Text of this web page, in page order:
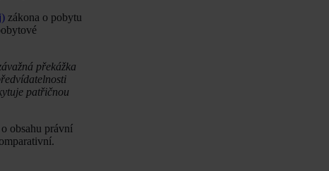
zákona o pobytu
překážka
patřičnou
obsahu právní